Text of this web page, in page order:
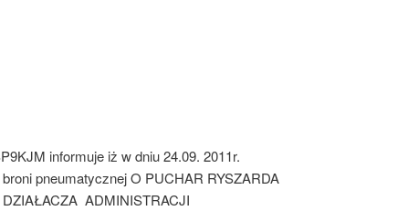
informuje iż w dniu 24.09. 2011r.
pneumatycznej O PUCHAR RYSZARDA
ADMINISTRACJI